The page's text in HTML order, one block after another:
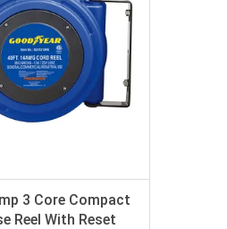
3 Core Compact
Reel With Reset